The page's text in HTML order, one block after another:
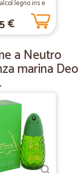
05/08/2019
legno iris e
Deo Spray 150 ml
€
a Neutro
marina Deo